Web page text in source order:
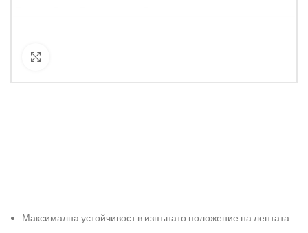
Максимална устойчивост в изпънато положение на лентата